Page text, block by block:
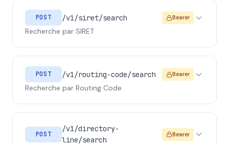
POST
/v1/siret/search
Recherche par SIRET
Bearer
POST
/v1/routing-code/search
Recherche par Routing Code
Bearer
POST
/v1/directory-
line/search
Bearer